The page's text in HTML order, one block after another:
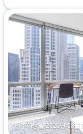
입주가능일 2026년 08월